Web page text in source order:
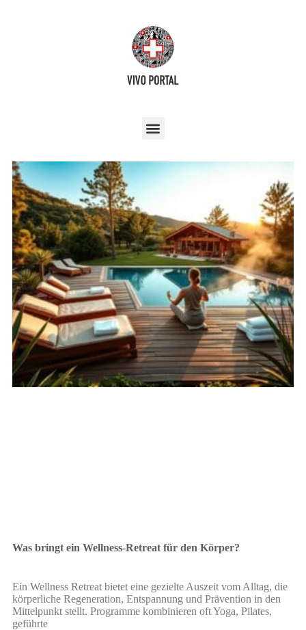
Was bringt ein Wellness-Retreat für den Körper?
Ein Wellness Retreat bietet eine gezielte Auszeit vom Alltag, die
körperliche Regeneration, Entspannung und Prävention in den
Mittelpunkt stellt. Programme kombinieren oft Yoga, Pilates,
geführte